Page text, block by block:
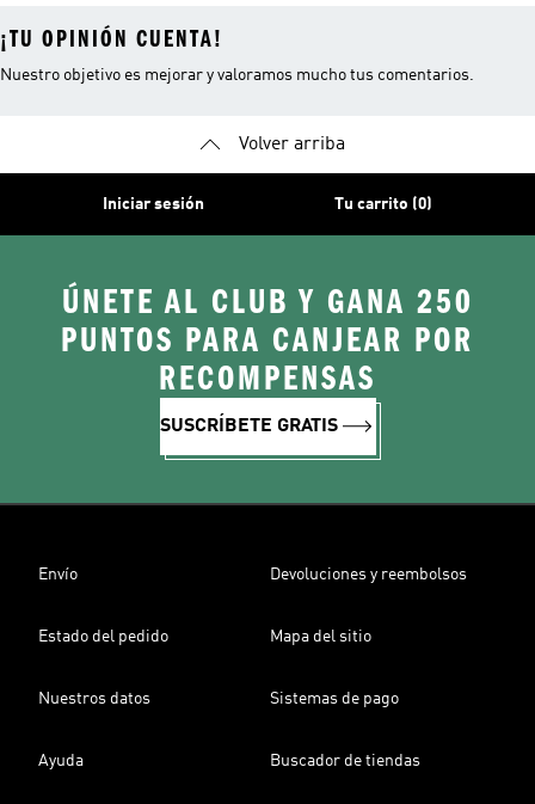
¡TU OPINIÓN CUENTA!
Nuestro objetivo es mejorar y valoramos mucho tus comentarios.
Volver arriba
Iniciar sesión Tu carrito (0)
ÚNETE AL CLUB Y GANA 250
PUNTOS PARA CANJEAR POR
RECOMPENSAS
SUSCRÍBETE GRATIS
Envío Devoluciones y reembolsos
Estado del pedido Mapa del sitio
Nuestros datos Sistemas de pago
Ayuda Buscador de tiendas